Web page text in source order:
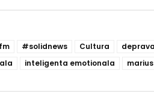
#solidnews Cultura
inteligenta emotionala